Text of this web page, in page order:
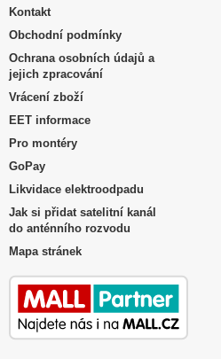
Kontakt
Obchodní podmínky
Ochrana osobních údajů a
jejich zpracování
Vrácení zboží
EET informace
Pro montéry
GoPay
Likvidace elektroodpadu
Jak si přidat satelitní kanál
do anténního rozvodu
Mapa stránek